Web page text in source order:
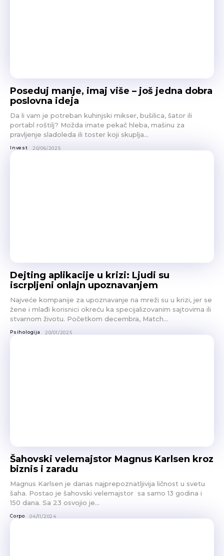
Poseduj manje, imaj više – još jedna dobra
poslovna ideja
Da li vam je potreban kuhinjski mikser, bušilica, šator ili
portabl roštilj? Možda imate pekač hleba, mašinu za
pravljenje sladoleda ili toster koji skuplja...
Invest 20/06/2025
Dejting aplikacije u krizi: Ljudi su
iscrpljeni onlajn upoznavanjem
Najveće kompanije za upoznavanje na mreži su u krizi, jer se
žene i mlađi korisnici okreću ka specijalizovanim sajtovima ili
stvarnom životu. Početkom decembra, Match...
Psihologija 20/01/2025
Šahovski velemajstor Magnus Karlsen kroz
biznis i zaradu
Magnus Karlsen je danas najprepoznatljivija ličnost u svetu
šaha. Postao je šahovski velemajstor sa samo 13 godina i
150 dana. Sa 23 osvojio je...
Corpo 04/11/2024